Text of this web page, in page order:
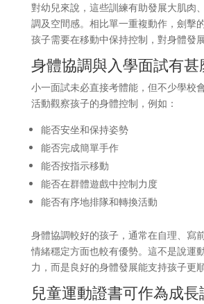
對幼兒來說，這些訓練有助發展大肌肉
調及空間感。相比單一重複動作，劍擊
孩子需要在移動中保持控制，對身體發
身體協調與入學面試有甚
小一面試未必直接考體能，但不少學校
活動觀察孩子的身體控制，例如：
能否安坐和保持姿勢
能否完成簡單手作
能否按指示移動
能否在群體遊戲中控制力度
能否有序地排隊和轉換活動
身體協調較好的孩子，通常在自理、寫
情緒穩定方面也較有優勢。這不是說運
力，而是良好的身體發展能支持孩子更
兒童運動證書可作為成長